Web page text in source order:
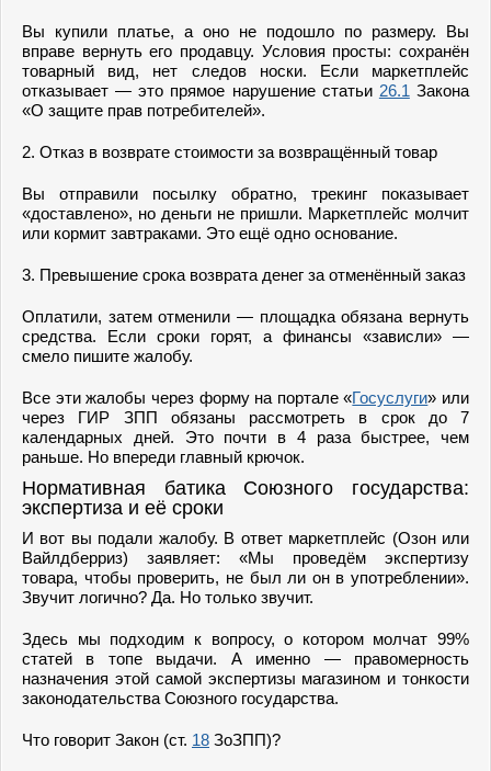
Вы купили платье, а оно не подошло по размеру. Вы
вправе вернуть его продавцу. Условия просты: сохранён
товарный вид, нет следов носки. Если маркетплейс
отказывает — это прямое нарушение статьи 26.1 Закона
«О защите прав потребителей».
2. Отказ в возврате стоимости за возвращённый товар
Вы отправили посылку обратно, трекинг показывает
«доставлено», но деньги не пришли. Маркетплейс молчит
или кормит завтраками. Это ещё одно основание.
3. Превышение срока возврата денег за отменённый заказ
Оплатили, затем отменили — площадка обязана вернуть
средства. Если сроки горят, а финансы «зависли» —
смело пишите жалобу.
Все эти жалобы через форму на портале «Госуслуги» или
через ГИР ЗПП обязаны рассмотреть в срок до 7
календарных дней. Это почти в 4 раза быстрее, чем
раньше. Но впереди главный крючок.
Нормативная батика Союзного государства:
экспертиза и её сроки
И вот вы подали жалобу. В ответ маркетплейс (Озон или
Вайлдберриз) заявляет: «Мы проведём экспертизу
товара, чтобы проверить, не был ли он в употреблении».
Звучит логично? Да. Но только звучит.
Здесь мы подходим к вопросу, о котором молчат 99%
статей в топе выдачи. А именно — правомерность
назначения этой самой экспертизы магазином и тонкости
законодательства Союзного государства.
Что говорит Закон (ст. 18 ЗоЗПП)?